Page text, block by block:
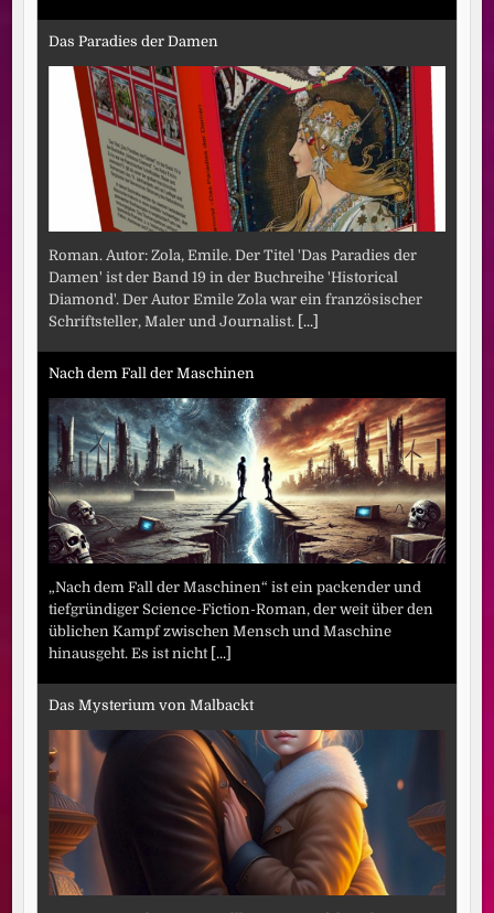
Das Paradies der Damen
Roman. Autor: Zola, Emile. Der Titel 'Das Paradies der
Damen' ist der Band 19 in der Buchreihe 'Historical
Diamond'. Der Autor Emile Zola war ein französischer
Schriftsteller, Maler und Journalist. [...]
Nach dem Fall der Maschinen
„Nach dem Fall der Maschinen“ ist ein packender und
tiefgründiger Science-Fiction-Roman, der weit über den
üblichen Kampf zwischen Mensch und Maschine
hinausgeht. Es ist nicht [...]
Das Mysterium von Malbackt